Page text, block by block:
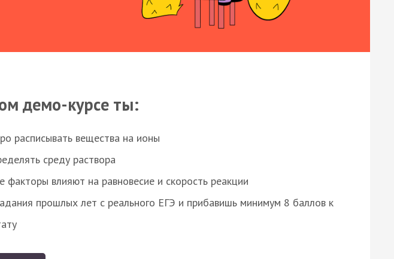
демо-курсе ты:
расписывать вещества на ионы
среду раствора
факторы влияют на равновесие и скорость реакции
прошлых лет с реального ЕГЭ и прибавишь минимум 8 баллов к